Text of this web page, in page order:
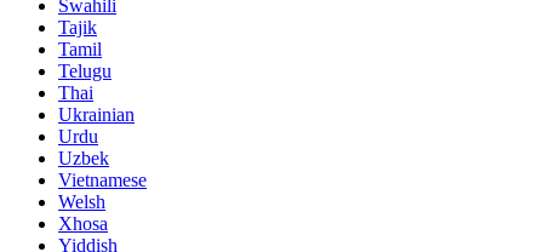
Swahili
Tajik
Tamil
Telugu
Thai
Ukrainian
Urdu
Uzbek
Vietnamese
Welsh
Xhosa
Yiddish